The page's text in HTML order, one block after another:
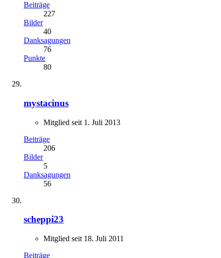
Beiträge
227
Bilder
40
Danksagungen
76
Punkte
80
mystacinus
Mitglied seit 1. Juli 2013
Beiträge
206
Bilder
5
Danksagungen
56
scheppi23
Mitglied seit 18. Juli 2011
Beiträge